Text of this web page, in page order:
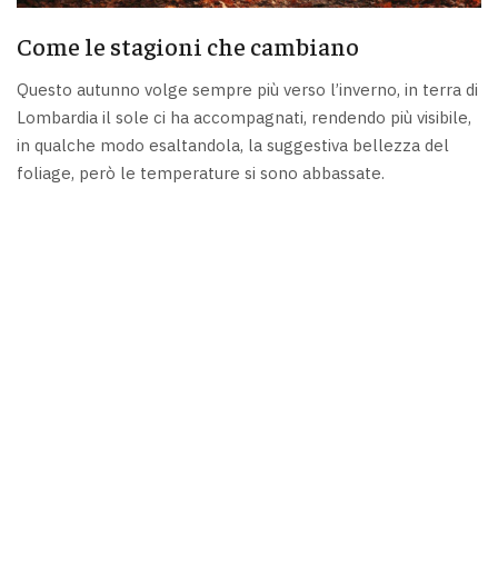
Come le stagioni che cambiano
Questo autunno volge sempre più verso l’inverno, in terra di
Lombardia il sole ci ha accompagnati, rendendo più visibile,
in qualche modo esaltandola, la suggestiva bellezza del
foliage, però le temperature si sono abbassate.